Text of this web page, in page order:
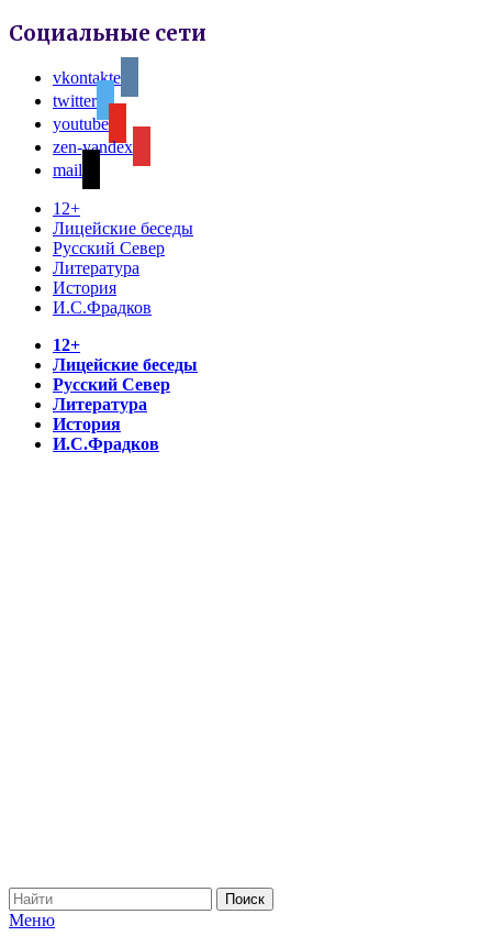
Социальные сети
vkontakte
twitter
youtube
zen-yandex
mail
12+
Лицейские беседы
Русский Север
Литература
История
И.С.Фрадков
12+
Лицейские беседы
Русский Север
Литература
История
И.С.Фрадков
Меню